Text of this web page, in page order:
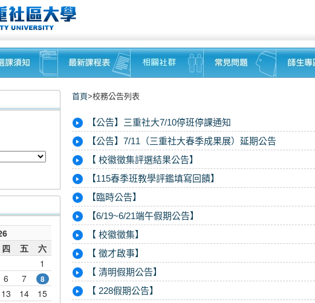
首頁>校務公告列表
【公告】三重社大7/10停班停課通知
【公告】7/11（三重社大春季成果展）延期公告
【 校徽徵集評選結果公告】
【115春季班教學評鑑填寫回饋】
【臨時公告】
【6/19~6/21端午假期公告】
【 校徽徵集】
【 徵才啟事】
【 清明假期公告】
【 228假期公告】